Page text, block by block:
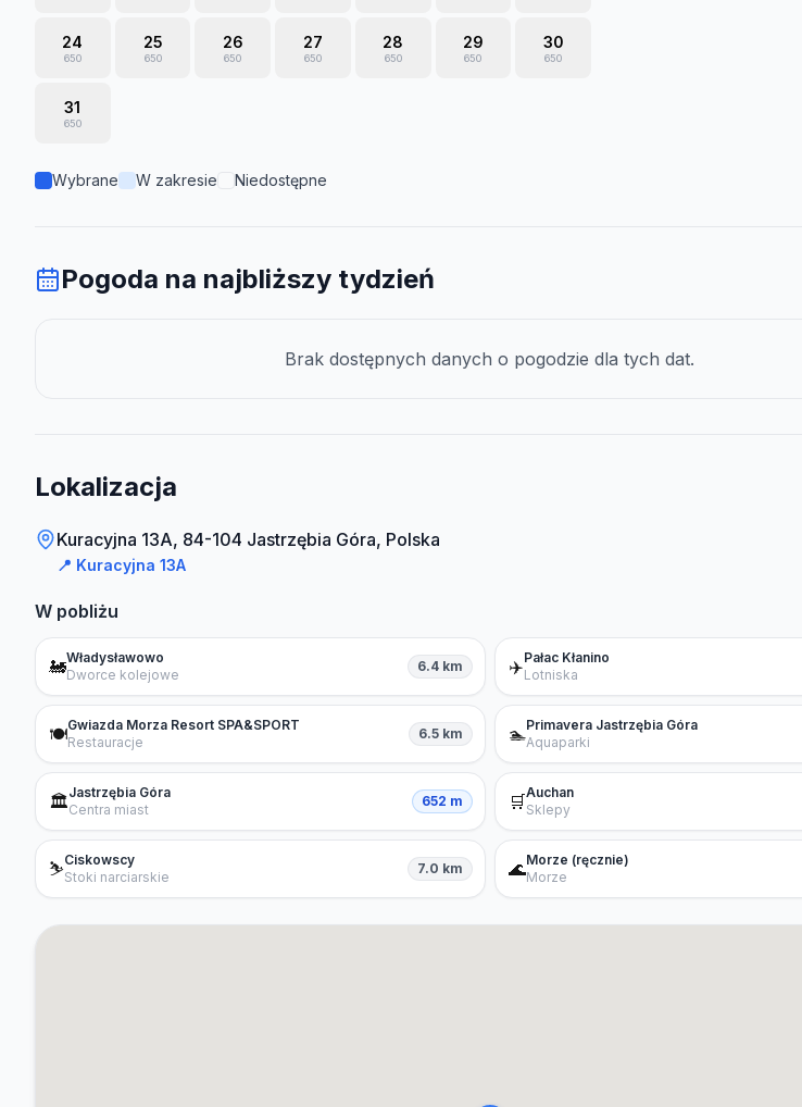
24
650
25
650
26
650
27
650
28
650
29
650
30
650
31
650
Wybrane W zakresie Niedostępne
Pogoda na najbliższy tydzień
Brak dostępnych danych o pogodzie dla tych dat.
Lokalizacja
Kuracyjna 13A, 84-104 Jastrzębia Góra, Polska
📍 Kuracyjna 13A
W pobliżu
🚂Władysławowo
Dworce kolejowe
6.4 km ✈️Pałac Kłanino
Lotniska
🍽️Gwiazda Morza Resort SPA&SPORT
Restauracje
6.5 km 🏊Primavera Jastrzębia Góra
Aquaparki
🏛️Jastrzębia Góra
Centra miast
652 m 🛒Auchan
Sklepy
⛷️Ciskowscy
Stoki narciarskie
7.0 km 🌊Morze (ręcznie)
Morze